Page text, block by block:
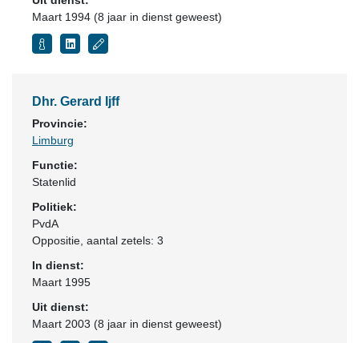
Maart 1994 (8 jaar in dienst geweest)
Dhr. Gerard Ijff
Provincie:
Limburg
Functie:
Statenlid
Politiek:
PvdA
Oppositie , aantal zetels: 3
In dienst:
Maart 1995
Uit dienst:
Maart 2003 (8 jaar in dienst geweest)